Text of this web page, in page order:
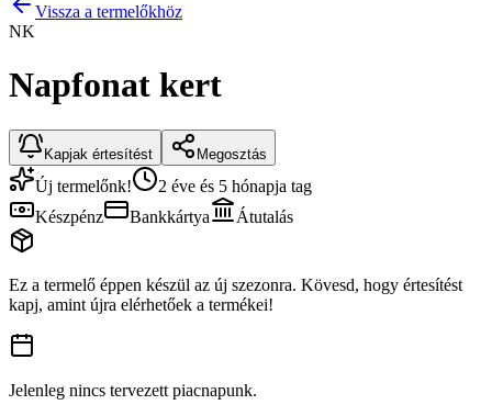
Vissza a termelőkhöz
NK
Napfonat kert
Kapjak értesítést Megosztás
Új termelőnk!
2 éve és 5 hónapja tag
Készpénz
Bankkártya Átutalás
Ez a termelő éppen készül az új szezonra. Kövesd, hogy értesítést
kapj, amint újra elérhetőek a termékei!
Jelenleg nincs tervezett piacnapunk.